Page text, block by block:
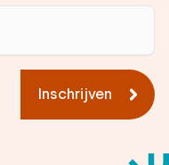
Inschrijven